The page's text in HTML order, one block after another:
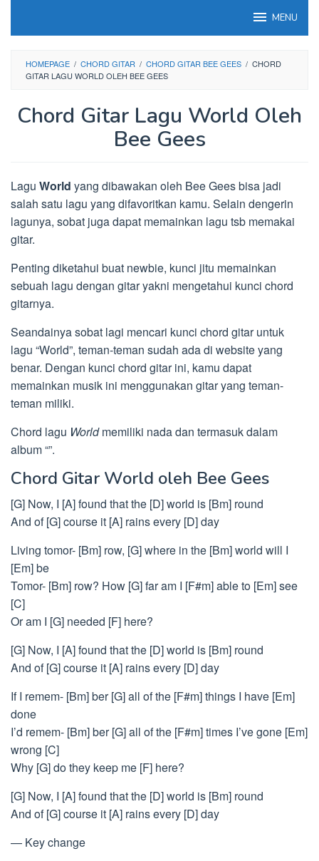
MENU
HOMEPAGE / CHORD GITAR / CHORD GITAR BEE GEES / CHORD
GITAR LAGU WORLD OLEH BEE GEES
Chord Gitar Lagu World Oleh
Bee Gees
Lagu World yang dibawakan oleh Bee Gees bisa jadi
salah satu lagu yang difavoritkan kamu. Selain dengerin
lagunya, sobat juga dapat memainkan lagu tsb memakai
gitar.
Penting diketahui buat newbie, kunci jitu memainkan
sebuah lagu dengan gitar yakni mengetahui kunci chord
gitarnya.
Seandainya sobat lagi mencari kunci chord gitar untuk
lagu “World”, teman-teman sudah ada di website yang
benar. Dengan kunci chord gitar ini, kamu dapat
memainkan musik ini menggunakan gitar yang teman-
teman miliki.
Chord lagu Worldmemiliki nada dan termasuk dalam
album “”.
Chord Gitar World oleh Bee Gees
[G] Now, I [A] found that the [D] world is [Bm] round
And of [G] course it [A] rains every [D] day
Living tomor- [Bm] row, [G] where in the [Bm] world will I
[Em] be
Tomor- [Bm] row? How [G] far am I [F#m] able to [Em] see
[C]
Or am I [G] needed [F] here?
[G] Now, I [A] found that the [D] world is [Bm] round
And of [G] course it [A] rains every [D] day
If I remem- [Bm] ber [G] all of the [F#m] things I have [Em]
done
I’d remem- [Bm] ber [G] all of the [F#m] times I’ve gone [Em]
wrong [C]
Why [G] do they keep me [F] here?
[G] Now, I [A] found that the [D] world is [Bm] round
And of [G] course it [A] rains every [D] day
— Key change